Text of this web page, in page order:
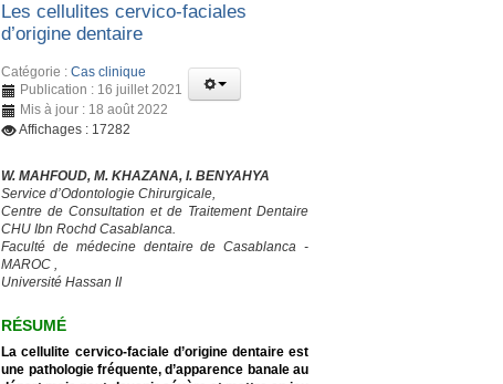
Les cellulites cervico-faciales
d’origine dentaire
Catégorie :Cas clinique
Publication : 16 juillet 2021
Mis à jour : 18 août 2022
Affichages : 17282
W. MAHFOUD, M. KHAZANA, I. BENYAHYA
Service d’Odontologie Chirurgicale,
Centre de Consultation et de Traitement Dentaire
CHU Ibn Rochd Casablanca.
Faculté de médecine dentaire de Casablanca -
MAROC ,
Université Hassan II
RÉSUMÉ
La cellulite cervico-faciale d’origine dentaire est
une pathologie fréquente, d’apparence banale au